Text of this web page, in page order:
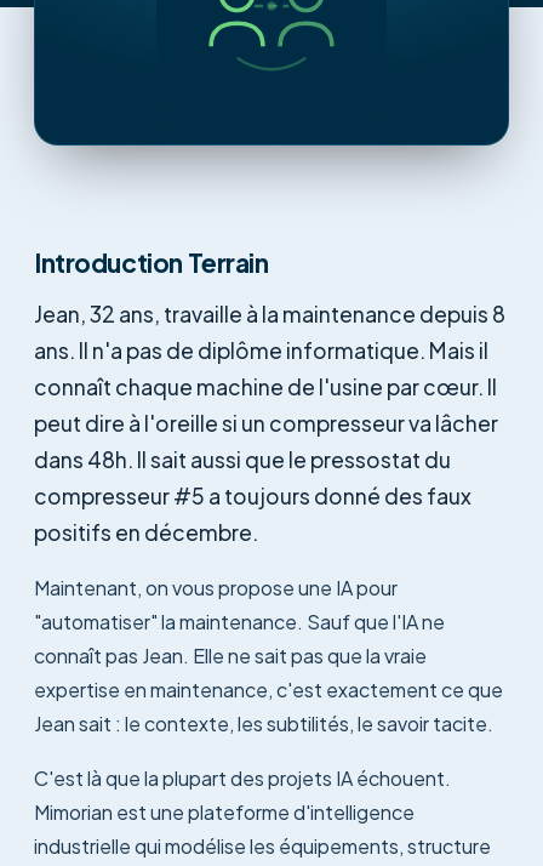
Introduction Terrain
Jean, 32 ans, travaille à la maintenance depuis 8
ans. Il n'a pas de diplôme informatique. Mais il
connaît chaque machine de l'usine par cœur. Il
peut dire à l'oreille si un compresseur va lâcher
dans 48h. Il sait aussi que le pressostat du
compresseur #5 a toujours donné des faux
positifs en décembre.
Maintenant, on vous propose une IA pour
"automatiser" la maintenance. Sauf que l'IA ne
connaît pas Jean. Elle ne sait pas que la vraie
expertise en maintenance, c'est exactement ce que
Jean sait : le contexte, les subtilités, le savoir tacite.
C'est là que la plupart des projets IA échouent.
Mimorian est une plateforme d'intelligence
industrielle qui modélise les équipements, structure